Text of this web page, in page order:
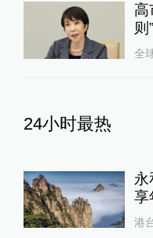
高
则
全
24小时最热
永
享
港